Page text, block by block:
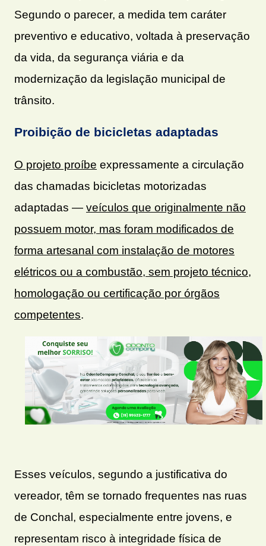
Segundo o parecer, a medida tem caráter
preventivo e educativo, voltada à preservação
da vida, da segurança viária e da
modernização da legislação municipal de
trânsito.
Proibição de bicicletas adaptadas
O projeto proíbe expressamente a circulação
das chamadas bicicletas motorizadas
adaptadas — veículos que originalmente não
possuem motor, mas foram modificados de
forma artesanal com instalação de motores
elétricos ou a combustão, sem projeto técnico,
homologação ou certificação por órgãos
competentes.
Esses veículos, segundo a justificativa do
vereador, têm se tornado frequentes nas ruas
de Conchal, especialmente entre jovens, e
representam risco à integridade física de